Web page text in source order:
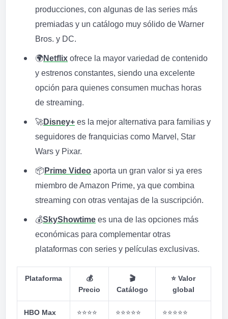
producciones, con algunas de las series más
premiadas y un catálogo muy sólido de Warner
Bros. y DC.
🌍Netflix ofrece la mayor variedad de contenido
y estrenos constantes, siendo una excelente
opción para quienes consumen muchas horas
de streaming.
🚀Disney+ es la mejor alternativa para familias y
seguidores de franquicias como Marvel, Star
Wars y Pixar.
📦 Prime Video aporta un gran valor si ya eres
miembro de Amazon Prime, ya que combina
streaming con otras ventajas de la suscripción.
💰SkyShowtime es una de las opciones más
económicas para complementar otras
plataformas con series y películas exclusivas.
Plataforma
💰
Precio
🎬
Catálogo
⭐ Valor
global
HBO Max
⭐⭐⭐⭐
⭐⭐⭐⭐⭐ ⭐⭐⭐⭐⭐